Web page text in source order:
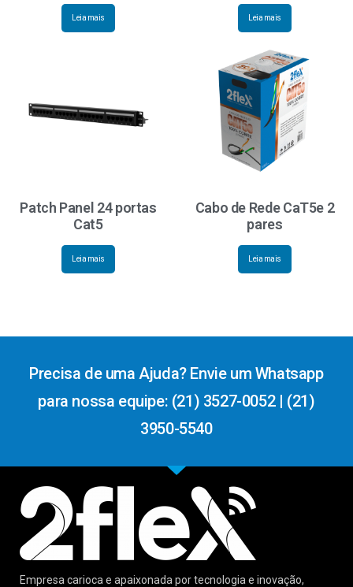
Leia mais Leia mais
Patch Panel 24 portas
Cat5
Leia mais
Cabo de Rede CaT5e 2
pares
Leia mais
Precisa de uma Ajuda? Envie um Whatsapp
para nossa equipe: (21) 3527-0052 | (21)
3950-5540
Empresa carioca e apaixonada por tecnologia e inovação,